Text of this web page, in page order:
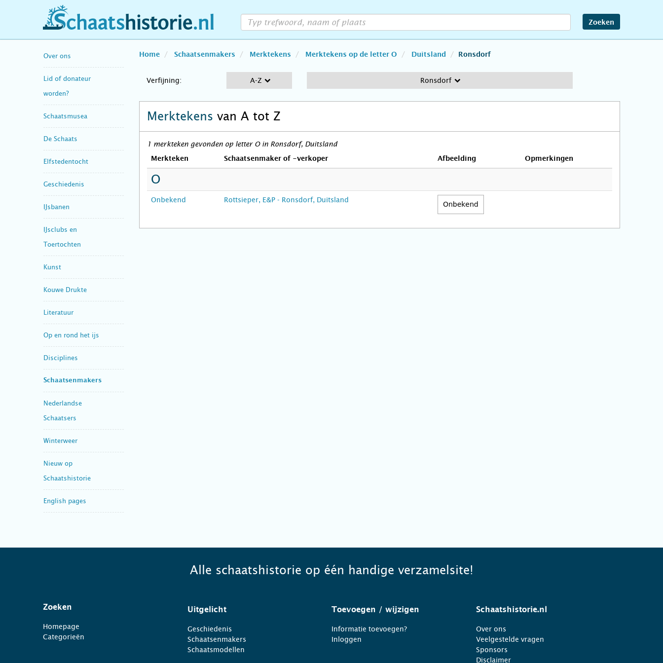
schaatshistorie.nl Zoeken
Over ons
Lid of donateur
worden?
Schaatsmusea
De Schaats
Elfstedentocht
Geschiedenis
IJsbanen
IJsclubs en
Toertochten
Kunst
Kouwe Drukte
Literatuur
Op en rond het ijs
Disciplines
Schaatsenmakers
Nederlandse
Schaatsers
Winterweer
Nieuw op
Schaatshistorie
English pages
Home Schaatsenmakers Merktekens Merktekens op de letter O Duitsland Ronsdorf
Verfijning: A-Z Ronsdorf
Merktekens van A tot Z
1 merkteken gevonden op letter O in Ronsdorf, Duitsland
Merkteken Schaatsenmaker of -verkoper Afbeelding Opmerkingen
O
Onbekend Rottsieper, E&P - Ronsdorf, Duitsland
Alle schaatshistorie op één handige verzamelsite!
Zoeken
Homepage
Categorieën
Uitgelicht
Geschiedenis
Schaatsenmakers
Schaatsmodellen
Toevoegen / wijzigen
Informatie toevoegen?
Inloggen
Schaatshistorie.nl
Over ons
Veelgestelde vragen
Sponsors
Disclaimer